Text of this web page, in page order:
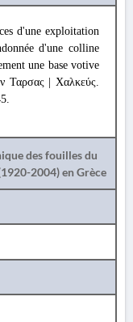
d'une exploitation
d'une colline
une base votive
Ταρσας | Χαλκεύς.
des fouilles du
2004) en Grèce